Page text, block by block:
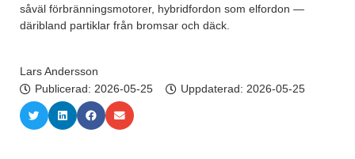
såväl förbränningsmotorer, hybridfordon som elfordon —
däribland partiklar från bromsar och däck.
Lars Andersson
Publicerad: 2026-05-25 Uppdaterad: 2026-05-25